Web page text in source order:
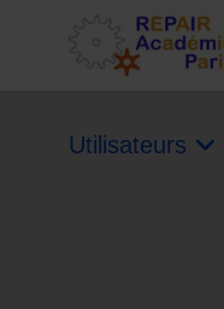
Utilisateurs